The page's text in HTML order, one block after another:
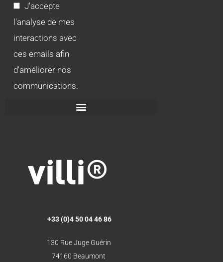
J'accepte
l'analyse de mes
interactions avec
ces emails afin
d'améliorer nos
communications.
+33 (0)4 50 04 46 86
130 Rue Juge Guérin
74160 Beaumont